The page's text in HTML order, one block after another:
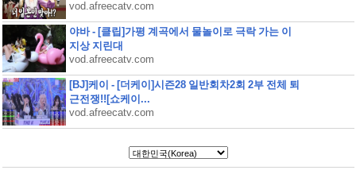
vod.afreecatv.com
야바 - [클립]가평 계곡에서 물놀이로 극락 가는 이
지상 지린대
vod.afreecatv.com
[BJ]케이 - [더케이]시즌28 일반회차2회 2부 전체 퇴
근전쟁!![쇼케이...
vod.afreecatv.com